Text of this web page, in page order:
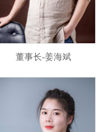
董事长-姜海斌